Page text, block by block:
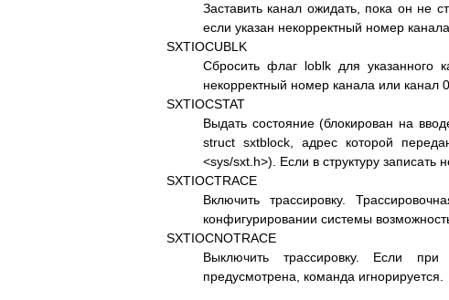
Заставить канал ожидать, пока он не
если указан некорректный номер канала.
SXTIOCUBLK
Сбросить флаг loblk для указанного
некорректный номер канала или канал 0.
SXTIOCSTAT
Выдать состояние (блокирован на
struct sxtblock, адрес которой
<sys/sxt.h>). Если в структуру записать
SXTIOCTRACE
Включить трассировку.
конфигурировании системы
SXTIOCNOTRACE
Выключить трассировку. Если при
предусмотрена, команда игнорируется.